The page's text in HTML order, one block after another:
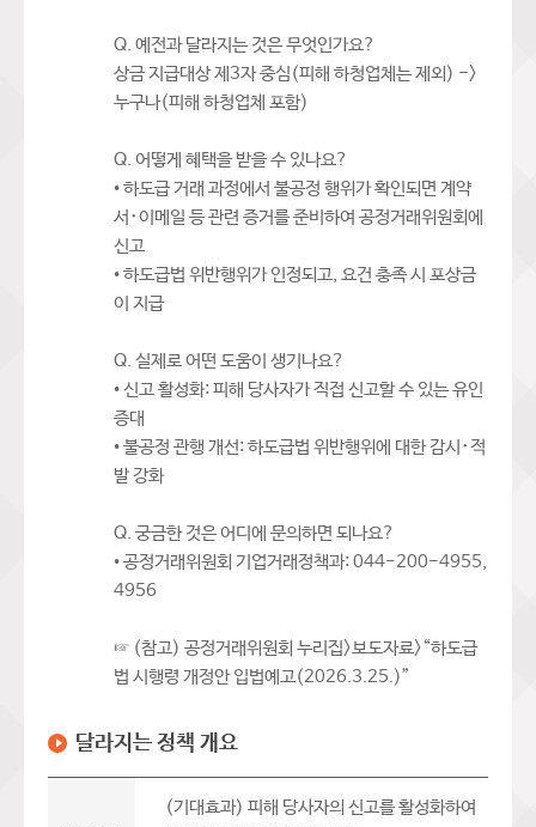
Q. 예전과 달라지는 것은 무엇인가요?
상금 지급대상 제3자 중심(피해 하청업체는 제외) ->
누구나(피해 하청업체 포함)
Q. 어떻게 혜택을 받을 수 있나요?
• 하도급 거래 과정에서 불공정 행위가 확인되면 계약
서･이메일 등 관련 증거를 준비하여 공정거래위원회에
신고
• 하도급법 위반행위가 인정되고, 요건 충족 시 포상금
이 지급
Q. 실제로 어떤 도움이 생기나요?
• 신고 활성화: 피해 당사자가 직접 신고할 수 있는 유인
증대
• 불공정 관행 개선: 하도급법 위반행위에 대한 감시･적
발 강화
Q. 궁금한 것은 어디에 문의하면 되나요?
• 공정거래위원회 기업거래정책과: 044-200-4955,
4956
☞ (참고) 공정거래위원회 누리집>보도자료>“하도급
법 시행령 개정안 입법예고(2026.3.25.)”
달라지는 정책 개요
(기대효과) 피해 당사자의 신고를 활성화하여